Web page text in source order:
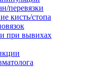
перевязки
кисть/стопа
при вывихах